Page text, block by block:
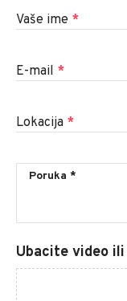
Vaše ime *
E-mail *
Lokacija *
Ubacite video